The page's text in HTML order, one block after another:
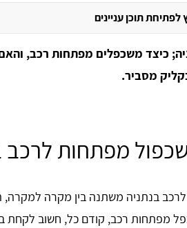
תוכן עניינים
כיצד משכפלים מפתחות רכב,
מסביר.
מפתחות לרכב
בנתניה משתנה בין מקרה למקרה,
מפתחות רכב, קודם כל, חשוב לקחת